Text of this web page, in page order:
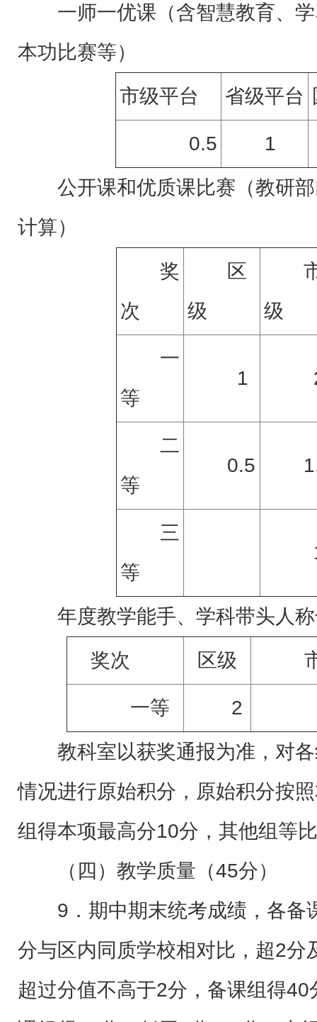
一师一优课（含智慧教育、
本功比赛等）
市级平台
省级平台
0.5
1
公开课和优质课比赛（教研
计算）
奖
次
区
级
级
一
等
1
二
等
0.5
三
等
年度教学能手、学科带头人
奖次
区级
一等
2
教科室以获奖通报为准，对
情况进行原始积分，原始积分按
组得本项最高分10分，其他组等
（四）教学质量（45分）
9．期中期末统考成绩，各备
分与区内同质学校相对比，超2分
超过分值不高于2分，备课组得